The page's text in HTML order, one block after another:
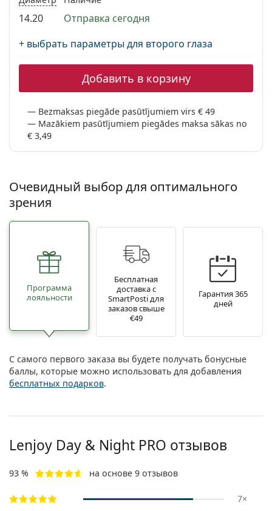
Persol
14.20
Отправка сегодня
+ выбрать параметры для второго глаза
Добавить в корзину
Bezmaksas piegāde pasūtījumiem virs € 49
Mazākiem pasūtījumiem piegādes maksa sākas no
€ 3,49
Очевидный выбор для оптимального
зрения
Программа
лояльности
Бесплатная
доставка с
SmartPosti для
заказов свыше
€49
Гарантия 365
дней
С самого первого заказа вы будете получать бонусные
баллы, которые можно использовать для добавления
бесплатных подарков.
Lenjoy Day & Night PRO отзывов
93 % на основе 9 отзывов
7×